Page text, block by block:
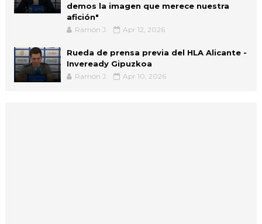
demos la imagen que merece nuestra
afición"
Ramón J. Apr 12, 2026
Rueda de prensa previa del HLA Alicante -
Inveready Gipuzkoa
Ramón J. Apr 10, 2026